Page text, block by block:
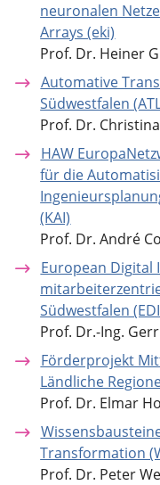
neuronalen
Arrays (eki)
Prof. Dr. Heiner
Automative
Südwestfalen
Prof. Dr.
HAW
für die
(KAI)
Prof. Dr. André
European
Südwestfalen
Prof. Dr.-Ing.
Förderprojekt
Ländliche
Prof. Dr. Elmar
Transformation
Prof. Dr. Peter